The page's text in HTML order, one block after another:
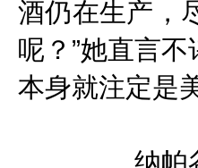
酒仍在生产，
呢？”她直言
本身就注定是